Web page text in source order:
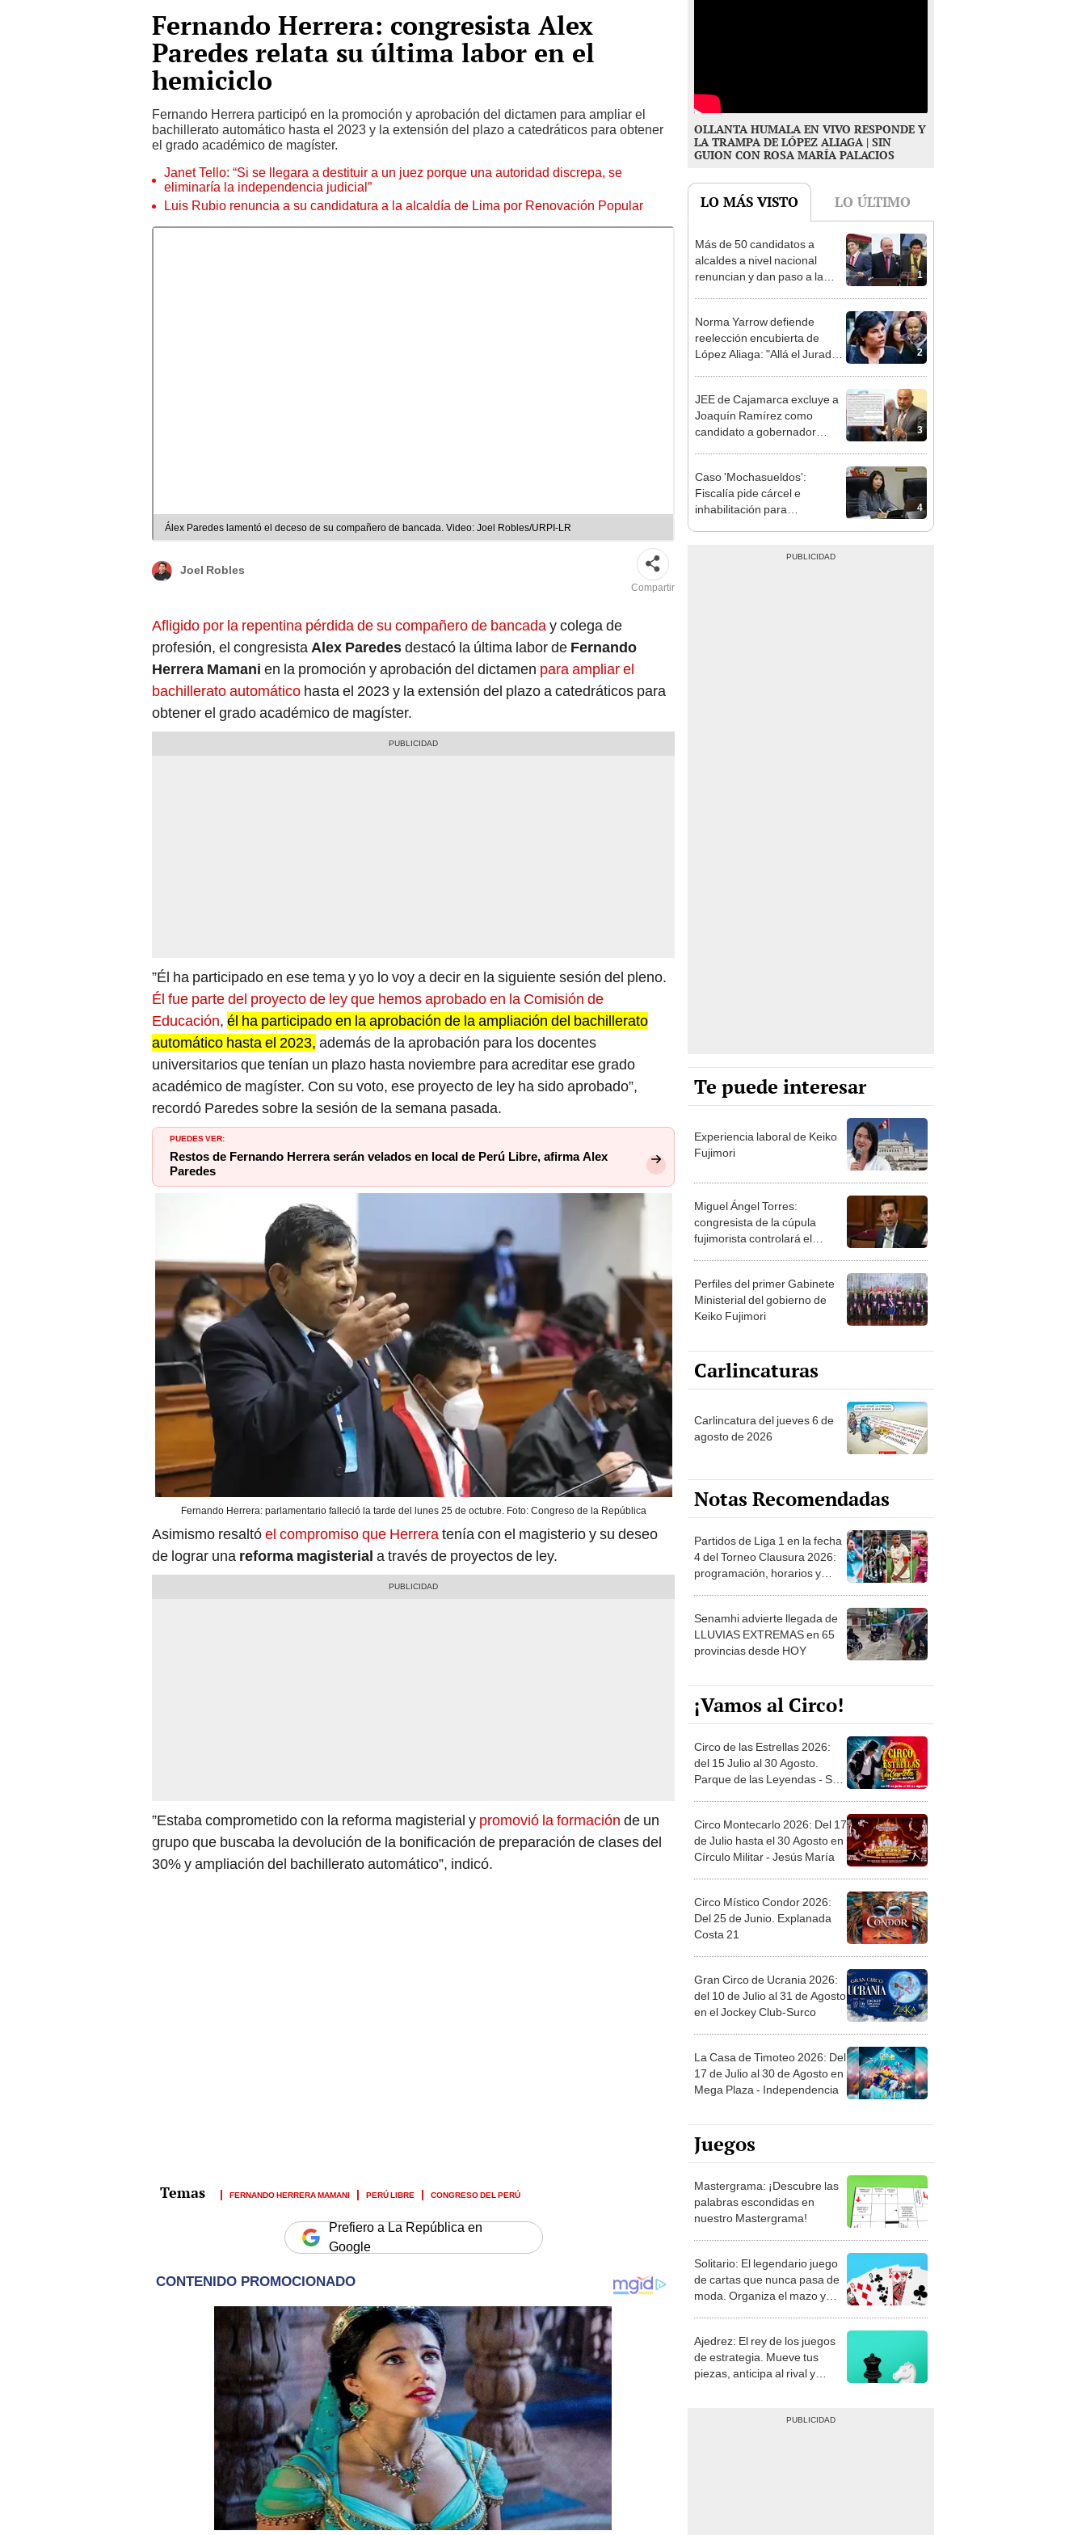
Fernando Herrera: congresista Alex
Paredes relata su última labor en el
hemiciclo
Fernando Herrera participó en la promoción y aprobación del dictamen para ampliar el
bachillerato automático hasta el 2023 y la extensión del plazo a catedráticos para obtener
el grado académico de magíster.
Janet Tello: “Si se llegara a destituir a un juez porque una autoridad discrepa, se
eliminaría la independencia judicial”
Luis Rubio renuncia a su candidatura a la alcaldía de Lima por Renovación Popular
Álex Paredes lamentó el deceso de su compañero de bancada. Video: Joel Robles/URPI-LR
Joel Robles
Compartir
Afligido por la repentina pérdida de su compañero de bancaday colega de
profesión, el congresista Alex Paredesdestacó la última labor de Fernando
Herrera Mamani en la promoción y aprobación del dictamen para ampliar el
bachillerato automático hasta el 2023 y la extensión del plazo a catedráticos para
obtener el grado académico de magíster.
”Él ha participado en ese tema y yo lo voy a decir en la siguiente sesión del pleno.
Él fue parte del proyecto de ley que hemos aprobado en la Comisión de
Educación, él ha participado en la aprobación de la ampliación del bachillerato
automático hasta el 2023, además de la aprobación para los docentes
universitarios que tenían un plazo hasta noviembre para acreditar ese grado
académico de magíster. Con su voto, ese proyecto de ley ha sido aprobado”,
recordó Paredes sobre la sesión de la semana pasada.
PUEDES VER:
Restos de Fernando Herrera serán velados en local de Perú Libre, afirma Alex
Paredes
Fernando Herrera: parlamentario falleció la tarde del lunes 25 de octubre. Foto: Congreso de la República
Asimismo resaltóel compromiso que Herreratenía con el magisterio y su deseo
de lograr una reforma magisterial a través de proyectos de ley.
”Estaba comprometido con la reforma magisterial y promovió la formación de un
grupo que buscaba la devolución de la bonificación de preparación de clases del
30% y ampliación del bachillerato automático”, indicó.
FERNANDO HERRERA MAMANI PERÚ LIBRE CONGRESO DEL PERÚ
Prefiero a La República en
Google
OLLANTA HUMALA EN VIVO RESPONDE Y
LA TRAMPA DE LÓPEZ ALIAGA | SIN
GUION CON ROSA MARÍA PALACIOS
LO MÁS VISTO LO ÚLTIMO
1
Más de 50 candidatos a
alcaldes a nivel nacional
renuncian y dan paso a la
2
Norma Yarrow defiende
reelección encubierta de
López Aliaga: "Allá el Jurado
3
JEE de Cajamarca excluye a
Joaquín Ramírez como
candidato a gobernador
4
Caso 'Mochasueldos':
Fiscalía pide cárcel e
inhabilitación para
Te puede interesar
Experiencia laboral de Keiko
Fujimori
Miguel Ángel Torres:
congresista de la cúpula
fujimorista controlará el
Perfiles del primer Gabinete
Ministerial del gobierno de
Keiko Fujimori
Carlincaturas
Carlincatura del jueves 6 de
agosto de 2026
Notas Recomendadas
Partidos de Liga 1 en la fecha
4 del Torneo Clausura 2026:
programación, horarios y
Senamhi advierte llegada de
LLUVIAS EXTREMAS en 65
provincias desde HOY
¡Vamos al Circo!
Circo de las Estrellas 2026:
del 15 Julio al 30 Agosto.
Parque de las Leyendas - San
Circo Montecarlo 2026: Del 17
de Julio hasta el 30 Agosto en
Círculo Militar - Jesús María
Circo Místico Condor 2026:
Del 25 de Junio. Explanada
Costa 21
Gran Circo de Ucrania 2026:
del 10 de Julio al 31 de Agosto
en el Jockey Club-Surco
La Casa de Timoteo 2026: Del
17 de Julio al 30 de Agosto en
Mega Plaza - Independencia
Juegos
Mastergrama: ¡Descubre las
palabras escondidas en
nuestro Mastergrama!
Solitario: El legendario juego
de cartas que nunca pasa de
moda. Organiza el mazo y
Ajedrez: El rey de los juegos
de estrategia. Mueve tus
piezas, anticipa al rival y